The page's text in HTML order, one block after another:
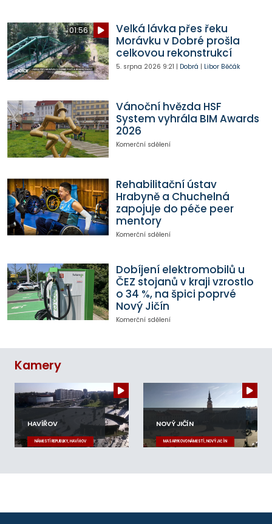
01:56
Velká lávka přes řeku
Morávku v Dobré prošla
celkovou rekonstrukcí
5. srpna 2026 9:21 | Dobrá | Libor Běčák
Vánoční hvězda HSF
System vyhrála BIM Awards
2026
Komerční sdělení
Rehabilitační ústav
Hrabyně a Chuchelná
zapojuje do péče peer
mentory
Komerční sdělení
Dobíjení elektromobilů u
ČEZ stojanů v kraji vzrostlo
o 34 %, na špici poprvé
Nový Jičín
Komerční sdělení
Kamery
HAVÍŘOV
NÁMĚSTÍ REPUBLIKY, HAVÍŘOV
NOVÝ JIČÍN
MASARYKOVO NÁMĚSTÍ, NOVÝ JIČÍN